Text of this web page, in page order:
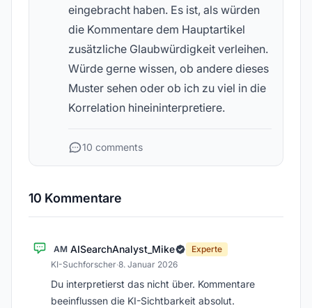
eingebracht haben. Es ist, als würden
die Kommentare dem Hauptartikel
zusätzliche Glaubwürdigkeit verleihen.
Würde gerne wissen, ob andere dieses
Muster sehen oder ob ich zu viel in die
Korrelation hineininterpretiere.
10 comments
10 Kommentare
AM AISearchAnalyst_Mike
Experte
KI-Suchforscher·8. Januar 2026
Du interpretierst das nicht über. Kommentare
beeinflussen die KI-Sichtbarkeit absolut.